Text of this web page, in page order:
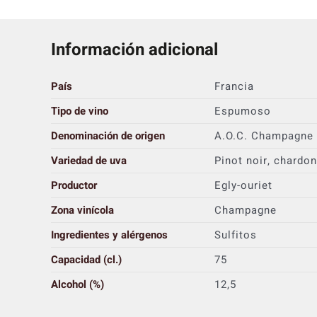
Información adicional
País
Francia
Tipo de vino
Espumoso
Denominación de origen
A.O.C. Champagne
Variedad de uva
Pinot noir,
Productor
Egly-ouriet
Zona vinícola
Champagne
Ingredientes y alérgenos
Sulfitos
Capacidad (cl.)
75
Alcohol (%)
12,5